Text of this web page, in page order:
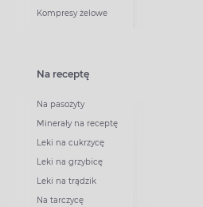
Kompresy żelowe
Na receptę
Na pasożyty
Minerały na receptę
Leki na cukrzycę
Leki na grzybicę
Leki na trądzik
Na tarczycę